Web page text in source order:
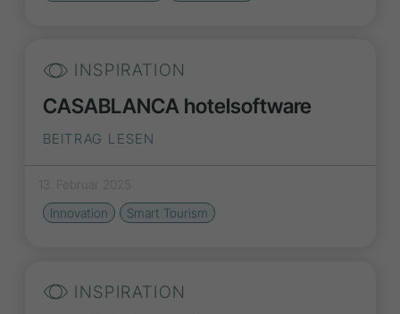
INSPIRATION
CASABLANCA hotelsoftware
BEITRAG LESEN
13. Februar 2025
Innovation
Smart Tourism
INSPIRATION